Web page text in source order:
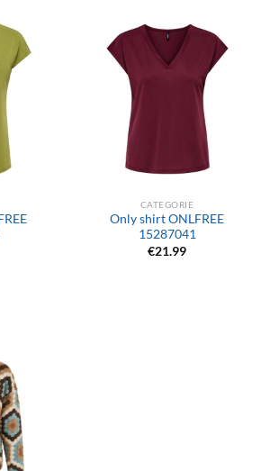
CATEGORIE
Only shirt ONLFREE
15287041
€21.99